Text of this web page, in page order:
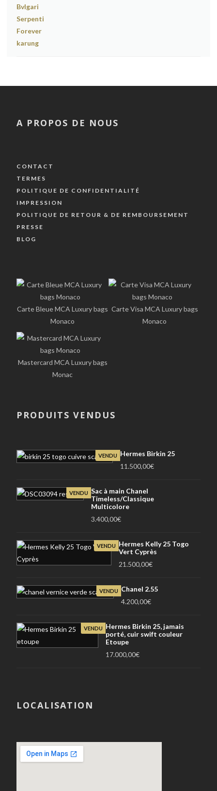
A PROPOS DE NOUS
CONTACT
TERMES
POLITIQUE DE CONFIDENTIALITÉ
IMPRESSION
POLITIQUE DE RETOUR & DE REMBOURSEMENT
PRESSE
BLOG
Carte Bleue MCA Luxury bags
Monaco
Carte Visa MCA Luxury bags
Monaco
Mastercard MCA Luxury bags
Monac
PRODUITS VENDUS
VENDU
Hermes Birkin 25
11.500,00€
VENDU Sac à main Chanel
Timeless/Classique
Multicolore
3.400,00€
VENDU
Hermes Kelly 25 Togo
Vert Cyprès
21.500,00€
VENDU
Chanel 2.55
4.200,00€
VENDU
Hermes Birkin 25, jamais
porté, cuir swift couleur
Etoupe
17.000,00€
LOCALISATION